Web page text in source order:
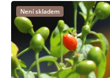
Není skladem